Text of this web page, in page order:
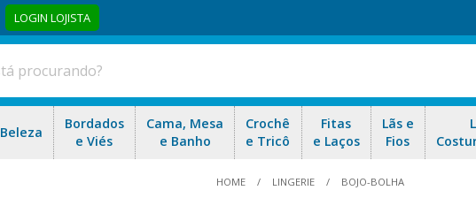
LOGIN LOJISTA
Beleza
Bordados
e Viés
Cama, Mesa
e Banho
Crochê
e Tricô
Fitas
e Laços
Lãs e
Fios
HOME LINGERIE BOJO-BOLHA